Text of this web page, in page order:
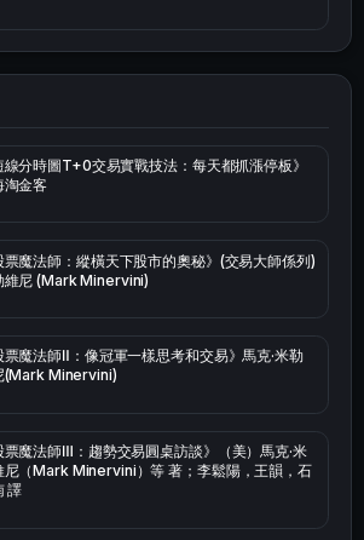
線分時圖T+0交易實戰技法：每天都抓漲停板》
淘金客
票魔法師：縱橫天下股市的奧秘》(交易大師係列)
維尼 (Mark Minervini)
票魔法師Ⅱ：像冠軍一樣思考和交易》馬克·米勒
(Mark Minervini)
票魔法師Ⅲ：趨勢交易圓桌訪談》（美）馬克·米
尼（Mark Minervini）等 著；李鬆陽，王韻，石
譯